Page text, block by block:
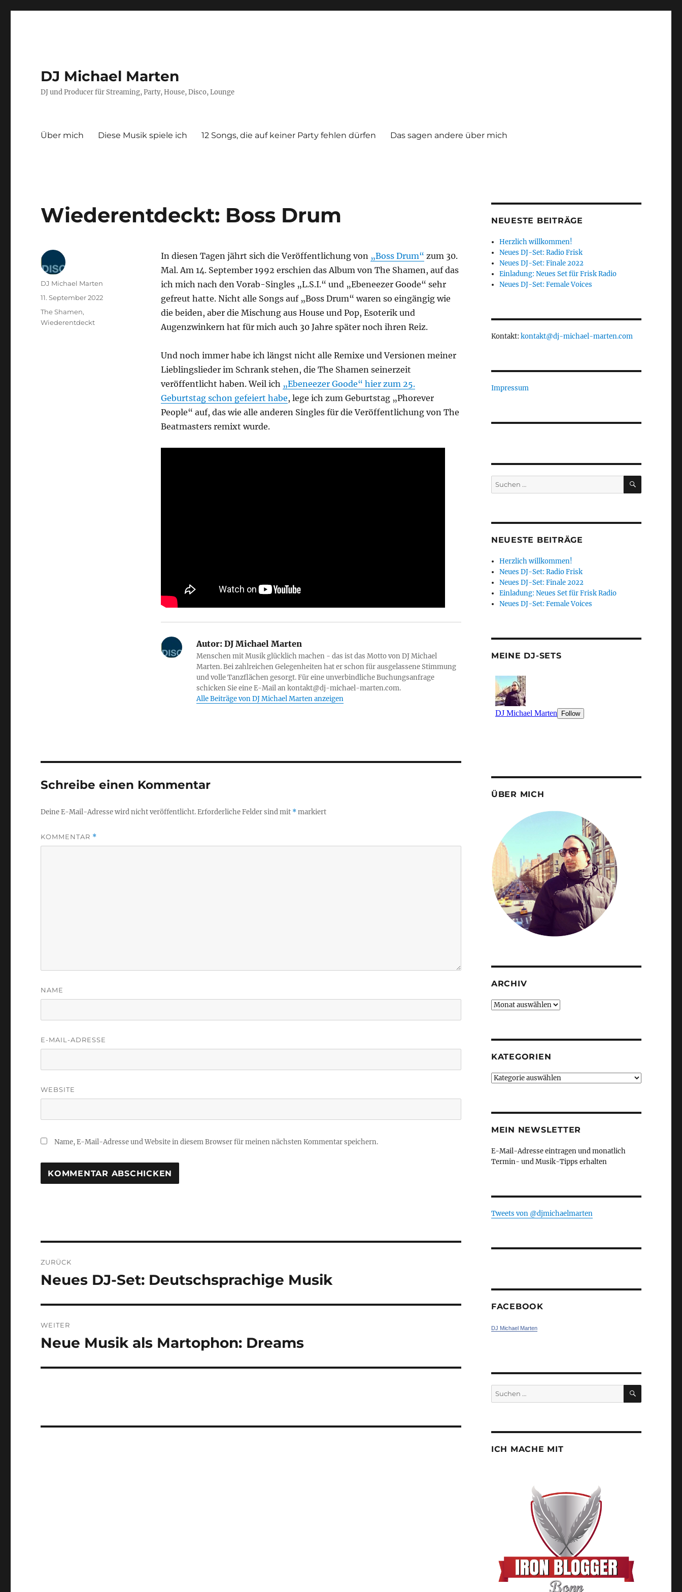
DJ Michael Marten
DJ und Producer für Streaming, Party, House, Disco, Lounge
Über mich Diese Musik spiele ich 12 Songs, die auf keiner Party fehlen dürfen Das sagen andere über mich
Wiederentdeckt: Boss Drum
In diesen Tagen jährt sich die Veröffentlichung von „Boss Drum“ zum 30.
Mal. Am 14. September 1992 erschien das Album von The Shamen, auf das
ich mich nach den Vorab-Singles „L.S.I.“ und „Ebeneezer Goode“ sehr
gefreut hatte. Nicht alle Songs auf „Boss Drum“ waren so eingängig wie
die beiden, aber die Mischung aus House und Pop, Esoterik und
Augenzwinkern hat für mich auch 30 Jahre später noch ihren Reiz.
Und noch immer habe ich längst nicht alle Remixe und Versionen meiner
Lieblingslieder im Schrank stehen, die The Shamen seinerzeit
veröffentlicht haben. Weil ich „Ebeneezer Goode“ hier zum 25.
Geburtstag schon gefeiert habe, lege ich zum Geburtstag „Phorever
People“ auf, das wie alle anderen Singles für die Veröffentlichung von The
Beatmasters remixt wurde.
Autor:DJ Michael Marten
Menschen mit Musik glücklich machen - das ist das Motto von DJ Michael
Marten. Bei zahlreichen Gelegenheiten hat er schon für ausgelassene Stimmung
und volle Tanzflächen gesorgt. Für eine unverbindliche Buchungsanfrage
schicken Sie eine E-Mail an kontakt@dj-michael-marten.com.
Alle Beiträge von DJ Michael Marten anzeigen
Autor
DJ Michael Marten
Veröffentlicht
am
11. September 2022
Kategorien
The Shamen,
Wiederentdeckt
Schreibe einen Kommentar
Deine E-Mail-Adresse wird nicht veröffentlicht.Erforderliche Felder sind mit *markiert
KOMMENTAR *
NAME
E-MAIL-ADRESSE
WEBSITE
Name, E-Mail-Adresse und Website in diesem Browser für meinen nächsten Kommentar speichern.
ZURÜCK
Vorheriger
Neues DJ-Set: Deutschsprachige Musik
WEITER
Nächster
Neue Musik als Martophon: Dreams
NEUESTE BEITRÄGE
Herzlich willkommen!
Neues DJ-Set: Radio Frisk
Neues DJ-Set: Finale 2022
Einladung: Neues Set für Frisk Radio
Neues DJ-Set: Female Voices
Kontakt: kontakt@dj-michael-marten.com
Impressum
Suchen
nach:
SUCHEN
NEUESTE BEITRÄGE
Herzlich willkommen!
Neues DJ-Set: Radio Frisk
Neues DJ-Set: Finale 2022
Einladung: Neues Set für Frisk Radio
Neues DJ-Set: Female Voices
MEINE DJ-SETS
ÜBER MICH
ARCHIV
Archiv
KATEGORIEN
Kategorien
MEIN NEWSLETTER
E-Mail-Adresse eintragen und monatlich
Termin- und Musik-Tipps erhalten
Tweets von ‎@djmichaelmarten
FACEBOOK
DJ Michael Marten
Suchen
nach:
SUCHEN
ICH MACHE MIT